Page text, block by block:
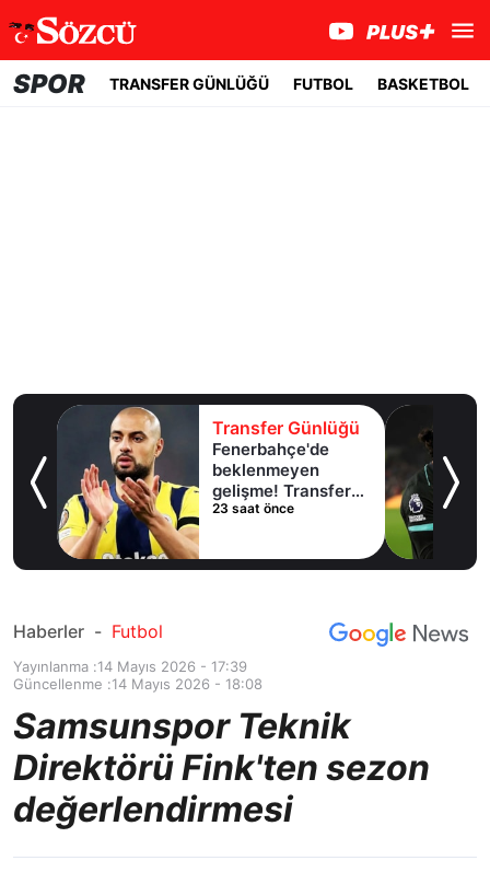
SPOR TRANSFER GÜNLÜĞÜ FUTBOL BASKETBOL
Transfer Günlüğü
Fenerbahçe'de
beklenmeyen
gelişme! Transfer
iptal oldu
23 saat önce
Haberler - Futbol
Yayınlanma :14 Mayıs 2026 - 17:39
Güncellenme :14 Mayıs 2026 - 18:08
Samsunspor Teknik
Direktörü Fink'ten sezon
değerlendirmesi